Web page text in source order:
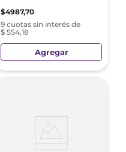
$4987,70
9 cuotas sin interés de
$ 554,18
Agregar